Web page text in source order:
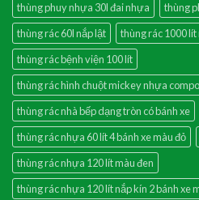
thùng phuy nhựa 30l đai nhựa
thùng
thùng rác 60l nắp lật
thùng rác 1000
thùng rác bệnh viện 100 lít
thùng rác hình chuột mickey nhựa
thùng rác nhà bếp dạng tròn có bánh xe
thùng rác nhựa 60 lít 4 bánh xe màu đỏ
thùng rác nhựa 120 lít màu đen
thùng rác nhựa 120 lít nắp kín 2 bánh xe